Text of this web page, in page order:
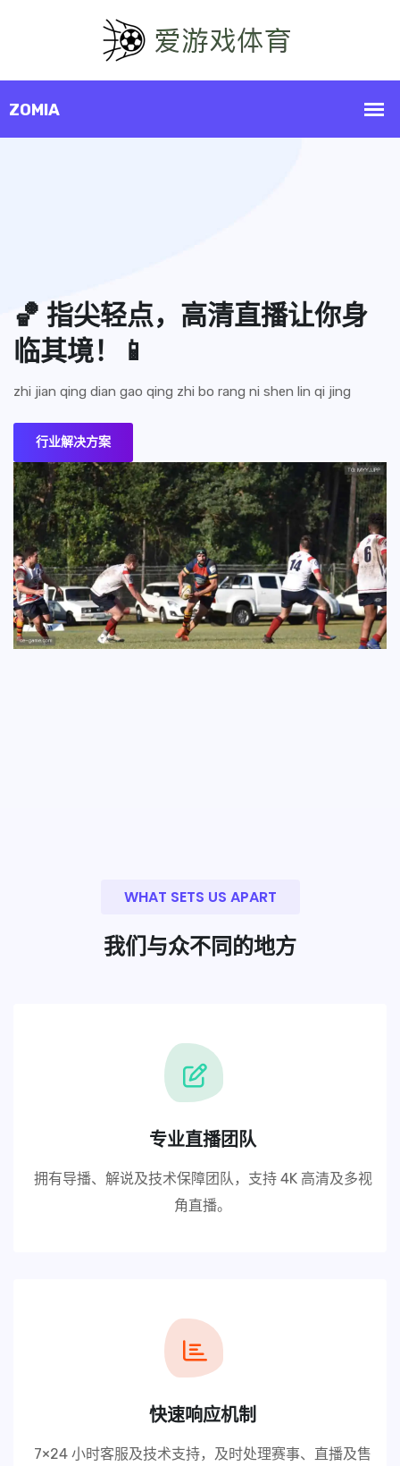
🏀 指尖轻点，高清直播让你身
临其境！📱
zhi jian qing dian gao qing zhi bo rang ni shen lin qi jing
行业解决方案
WHAT SETS US APART
我们与众不同的地方
专业直播团队
拥有导播、解说及技术保障团队，支持 4K 高清及多视
角直播。
快速响应机制
7×24 小时客服及技术支持，及时处理赛事、直播及售